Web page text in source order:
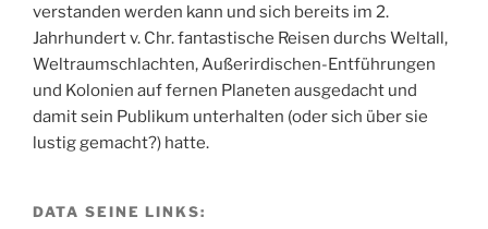
verstanden werden kann und sich bereits im 2.
Jahrhundert v. Chr. fantastische Reisen durchs Weltall,
Weltraumschlachten, Außerirdischen-Entführungen
und Kolonien auf fernen Planeten ausgedacht und
damit sein Publikum unterhalten (oder sich über sie
lustig gemacht?) hatte.
DATA SEINE LINKS: